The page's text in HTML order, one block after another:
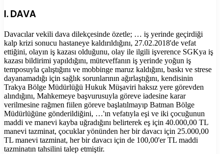
I. DAVA
Davacılar vekili dava dilekçesinde özetle; … iş yerinde geçirdiği
kalp krizi sonucu hastaneye kaldırıldığını, 27.02.2018'de vefat
ettiğini, olayın iş kazası olduğunu, olay ile ilgili işverence SGKya iş
kazası bildirimi yapıldığını, müteveffanın iş yerinde yoğun iş
temposuyla çalıştığını ve mobbinge maruz kaldığını, baskı ve strese
dayanamadığı için sağlık sorunlarının ağırlaştığını, kendisinin
Trakya Bölge Müdürlüğü Hukuk Müşaviri haksız yere görevden
alındığını, Mahkemeye başvurusuyla göreve iadesine karar
verilmesine rağmen fiilen göreve başlatılmayıp Batman Bölge
Müdürlüğüne gönderildiğini, …'ın vefatıyla eşi ve iki çocuğunun
maddi ve manevi kayba uğradığını belirterek eş için 40.000,00 TL
manevi tazminat, çocuklar yönünden her bir davacı için 25.000,00
TL manevi tazminat, her bir davacı için de 100,00'er TL maddi
tazminatın tahsilini talep etmiştir.